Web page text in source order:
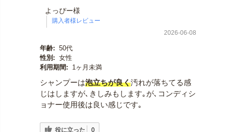
よっぴー様
2026-06-08
年齢: 50代
性別: 女性
利用期間:
1ヶ月未満
シャンプーは泡立ちが良く汚れが落ちてる感
じはしますが､きしみもします｡が､コンディシ
ョナー使用後は良い感じです｡
役に立った 0